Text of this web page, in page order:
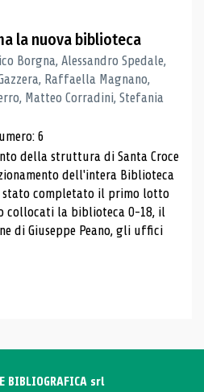
la nuova biblioteca
Borgna, Alessandro Spedale,
Raffaella Magnano,
Matteo Corradini, Stefania
6
della struttura di Santa Croce
dell'intera Biblioteca
stato completato il primo lotto
collocati la biblioteca 0-18, il
di Giuseppe Peano, gli uffici
srl